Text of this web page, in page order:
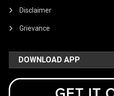
Disclaimer
Grievance
DOWNLOAD APP